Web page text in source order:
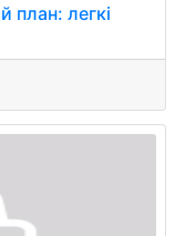
план: легкі